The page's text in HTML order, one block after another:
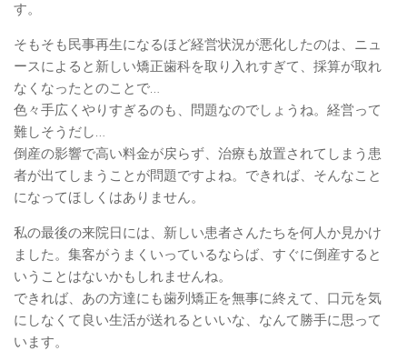
す。
そもそも民事再生になるほど経営状況が悪化したのは、ニュ
ースによると新しい矯正歯科を取り入れすぎて、採算が取れ
なくなったとのことで…
色々手広くやりすぎるのも、問題なのでしょうね。経営って
難しそうだし…
倒産の影響で高い料金が戻らず、治療も放置されてしまう患
者が出てしまうことが問題ですよね。できれば、そんなこと
になってほしくはありません。
私の最後の来院日には、新しい患者さんたちを何人か見かけ
ました。集客がうまくいっているならば、すぐに倒産すると
いうことはないかもしれませんね。
できれば、あの方達にも歯列矯正を無事に終えて、口元を気
にしなくて良い生活が送れるといいな、なんて勝手に思って
います。